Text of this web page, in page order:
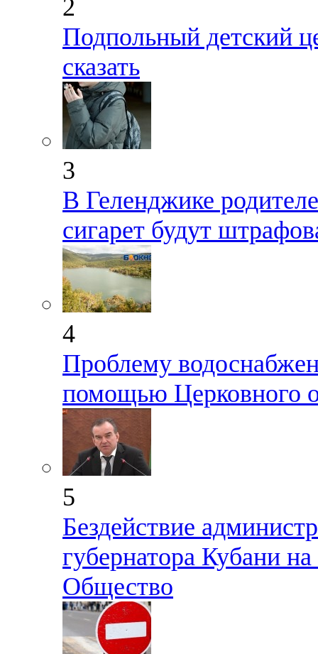
2
Подпольный детский
сказать
3
В Геленджике
сигарет будут
4
Проблему
помощью Церковного
5
Бездействие
губернатора Кубани
Общество